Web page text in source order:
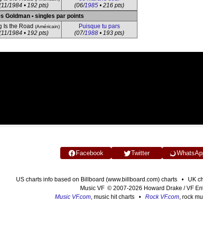
1984 • 192 pts)
(06/1985 • 216 pts)
Goldman • singles par points
Is the Road (Américain)
1984 • 192 pts)
Puisque tu pars
(07/1988 • 193 pts)
Facebook Twitter
US charts info based on Billboard (www.billboard.com) charts • UK
Music VF © 2007-2026 Howard Drake / VF
Music VF.com, music hit charts • Rock VF.com, rock